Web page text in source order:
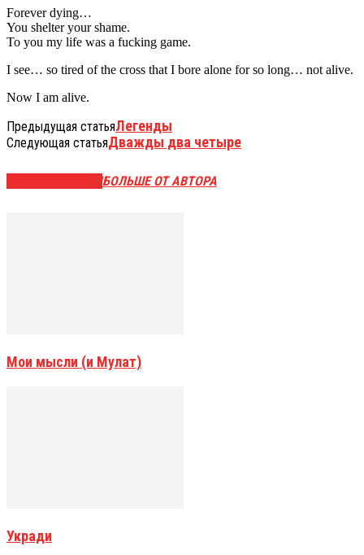
Forever dying…
You shelter your shame.
To you my life was a fucking game.
I see… so tired of the cross that I bore alone for so long… not alive.
Now I am alive.
Предыдущая статьяЛегенды
Следующая статьяДважды два четыре
БОЛЬШЕ ОТ АВТОРА
Мои мысли (и Мулат)
Укради